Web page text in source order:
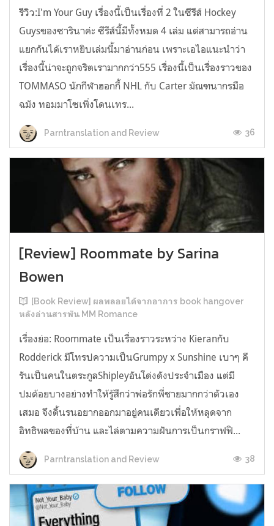
รีวิว:I'm Your Guy เรื่องนี้เป็นเรื่องที่ 2 ในซีรีส์ Hockey
Guysของซารินาค่ะ ซีรีส์นี้มีทั้งหมด 4 เล่ม แต่สามารถอ่าน
แยกกันได้เราหยิบเล่มนี้มาอ่านก่อน เพราะเอไอแนะนำว่า
เรื่องนี้น่าจะถูกจริตเรามากกว่า555 เรื่องนี้เป็นเรื่องราวของ
TOMMASO นักกีฬาฮอกกี้ NHL กับ Carter มัณฑนากรมือ
ฉมัง ทอมมาโซเพิ่งโดนเทร...
Parntranslation and Review 36
[Review] Roommate by Sarina
Bowen
[Book Review] ผลพลอยได้จากอาการ book hangover
หลังอ่านสารพัน MM Romance
เรื่องย่อ: Roommate เป็นเรื่องราวระหว่าง Kieranกับ
Rodderick มีโทรปความเป็นGrumpy x Sunshine เบาๆ คี
รันเป็นคนในตระกูลShipleyอันโด่งดังประจำเมือง แต่มี
ปมด้อยบางอย่างทำให้รู้สึกว่าพ่อรักพี่ชายมากกว่าตัวเอง
เสมอ จึงดิ้นรนอยากออกมาอยู่คนเดียวเพื่อให้หลุดจาก
อิทธิพลของที่บ้าน และไล่ตามความฝันการเป็นกราฟฟิ...
Parntranslation and Review 38